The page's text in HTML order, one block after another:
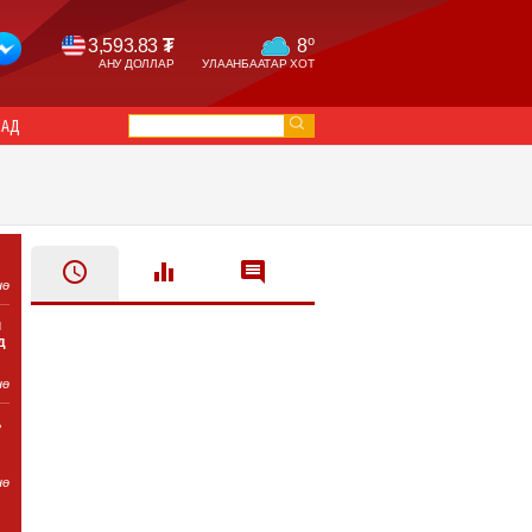
3,593.83 ₮
АНУ ДОЛЛАР
8o
УЛААНБААТАР ХОТ